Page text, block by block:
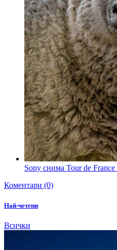
Sony снима Tour de
Коментари (0)
Най-четени
Всички